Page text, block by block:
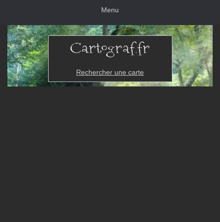
Menu
Rechercher une carte